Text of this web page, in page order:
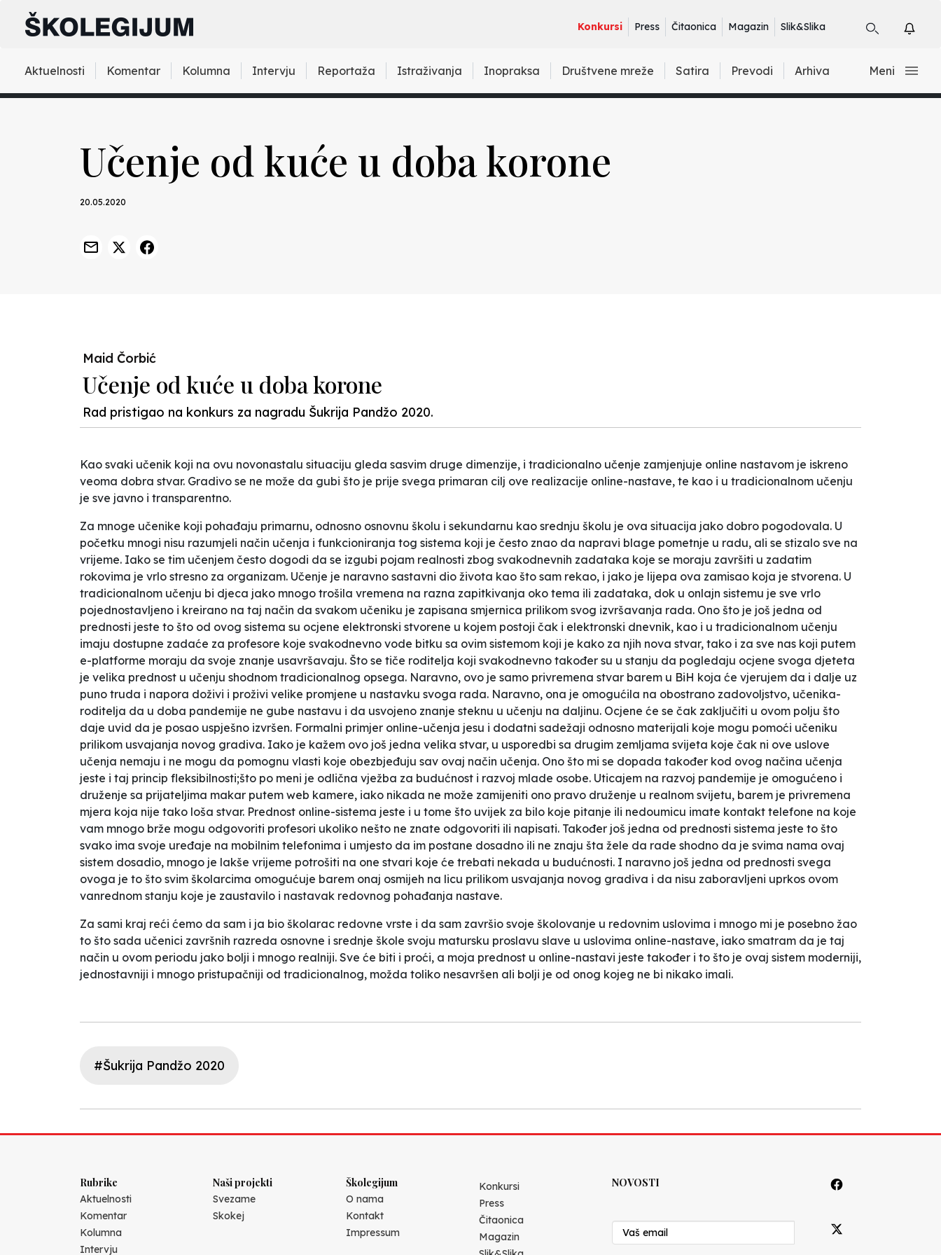
Konkursi Press Čitaonica Magazin Slik&Slika
Aktuelnosti Komentar Kolumna Intervju Reportaža Istraživanja Inopraksa Društvene mreže Satira Prevodi Arhiva Meni
Učenje od kuće u doba korone
20.05.2020
Maid Čorbić
Učenje od kuće u doba korone
Rad pristigao na konkurs za nagradu Šukrija Pandžo 2020.
Kao svaki učenik koji na ovu novonastalu situaciju gleda sasvim druge dimenzije, i tradicionalno učenje zamjenjuje online nastavom je iskreno
veoma dobra stvar. Gradivo se ne može da gubi što je prije svega primaran cilj ove realizacije online-nastave, te kao i u tradicionalnom učenju
je sve javno i transparentno.
Za mnoge učenike koji pohađaju primarnu, odnosno osnovnu školu i sekundarnu kao srednju školu je ova situacija jako dobro pogodovala. U
početku mnogi nisu razumjeli način učenja i funkcioniranja tog sistema koji je često znao da napravi blage pometnje u radu, ali se stizalo sve na
vrijeme. Iako se tim učenjem često dogodi da se izgubi pojam realnosti zbog svakodnevnih zadataka koje se moraju završiti u zadatim
rokovima je vrlo stresno za organizam. Učenje je naravno sastavni dio života kao što sam rekao, i jako je lijepa ova zamisao koja je stvorena. U
tradicionalnom učenju bi djeca jako mnogo trošila vremena na razna zapitkivanja oko tema ili zadataka, dok u onlajn sistemu je sve vrlo
pojednostavljeno i kreirano na taj način da svakom učeniku je zapisana smjernica prilikom svog izvršavanja rada. Ono što je još jedna od
prednosti jeste to što od ovog sistema su ocjene elektronski stvorene u kojem postoji čak i elektronski dnevnik, kao i u tradicionalnom učenju
imaju dostupne zadaće za profesore koje svakodnevno vode bitku sa ovim sistemom koji je kako za njih nova stvar, tako i za sve nas koji putem
e-platforme moraju da svoje znanje usavršavaju. Što se tiče roditelja koji svakodnevno također su u stanju da pogledaju ocjene svoga djeteta
je velika prednost u učenju shodnom tradicionalnog opsega. Naravno, ovo je samo privremena stvar barem u BiH koja će vjerujem da i dalje uz
puno truda i napora doživi i proživi velike promjene u nastavku svoga rada. Naravno, ona je omogućila na obostrano zadovoljstvo, učenika-
roditelja da u doba pandemije ne gube nastavu i da usvojeno znanje steknu u učenju na daljinu. Ocjene će se čak zaključiti u ovom polju što
daje uvid da je posao uspješno izvršen. Formalni primjer online-učenja jesu i dodatni sadežaji odnosno materijali koje mogu pomoći učeniku
prilikom usvajanja novog gradiva. Iako je kažem ovo još jedna velika stvar, u usporedbi sa drugim zemljama svijeta koje čak ni ove uslove
učenja nemaju i ne mogu da pomognu vlasti koje obezbjeđuju sav ovaj način učenja. Ono što mi se dopada također kod ovog načina učenja
jeste i taj princip fleksibilnosti;što po meni je odlična vježba za budućnost i razvoj mlade osobe. Uticajem na razvoj pandemije je omogućeno i
druženje sa prijateljima makar putem web kamere, iako nikada ne može zamijeniti ono pravo druženje u realnom svijetu, barem je privremena
mjera koja nije tako loša stvar. Prednost online-sistema jeste i u tome što uvijek za bilo koje pitanje ili nedoumicu imate kontakt telefone na koje
vam mnogo brže mogu odgovoriti profesori ukoliko nešto ne znate odgovoriti ili napisati. Također još jedna od prednosti sistema jeste to što
svako ima svoje uređaje na mobilnim telefonima i umjesto da im postane dosadno ili ne znaju šta žele da rade shodno da je svima nama ovaj
sistem dosadio, mnogo je lakše vrijeme potrošiti na one stvari koje će trebati nekada u budućnosti. I naravno još jedna od prednosti svega
ovoga je to što svim školarcima omogućuje barem onaj osmijeh na licu prilikom usvajanja novog gradiva i da nisu zaboravljeni uprkos ovom
vanrednom stanju koje je zaustavilo i nastavak redovnog pohađanja nastave.
Za sami kraj reći ćemo da sam i ja bio školarac redovne vrste i da sam završio svoje školovanje u redovnim uslovima i mnogo mi je posebno žao
to što sada učenici završnih razreda osnovne i srednje škole svoju matursku proslavu slave u uslovima online-nastave, iako smatram da je taj
način u ovom periodu jako bolji i mnogo realniji. Sve će biti i proći, a moja prednost u online-nastavi jeste također i to što je ovaj sistem moderniji,
jednostavniji i mnogo pristupačniji od tradicionalnog, možda toliko nesavršen ali bolji je od onog kojeg ne bi nikako imali.
#Šukrija Pandžo 2020
Rubrike
Aktuelnosti
Komentar
Kolumna
Intervju
Naši projekti
Svezame
Skokej
Školegijum
O nama
Kontakt
Impressum
Konkursi
Press
Čitaonica
Magazin
NOVOSTI